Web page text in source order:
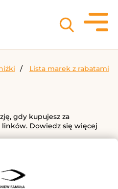
Lista marek z rabatami
gdy kupujesz za
linków. Dowiedz się więcej